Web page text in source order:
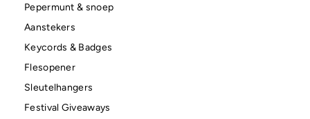
Pepermunt & snoep
Aanstekers
Keycords & Badges
Flesopener
Sleutelhangers
Festival Giveaways